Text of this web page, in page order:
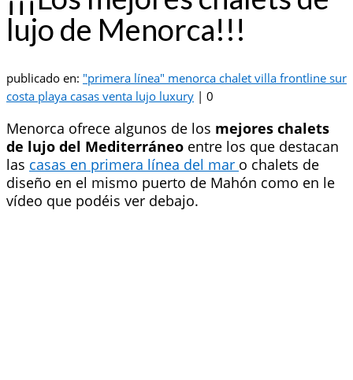
lujo de Menorca!!!
publicado en: "primera línea" menorca chalet villa frontline sur
costa playa casas venta lujo luxury | 0
Menorca ofrece algunos de los mejores chalets
de lujo del Mediterráneo entre los que destacan
las casas en primera línea del mar o chalets de
diseño en el mismo puerto de Mahón como en le
vídeo que podéis ver debajo.